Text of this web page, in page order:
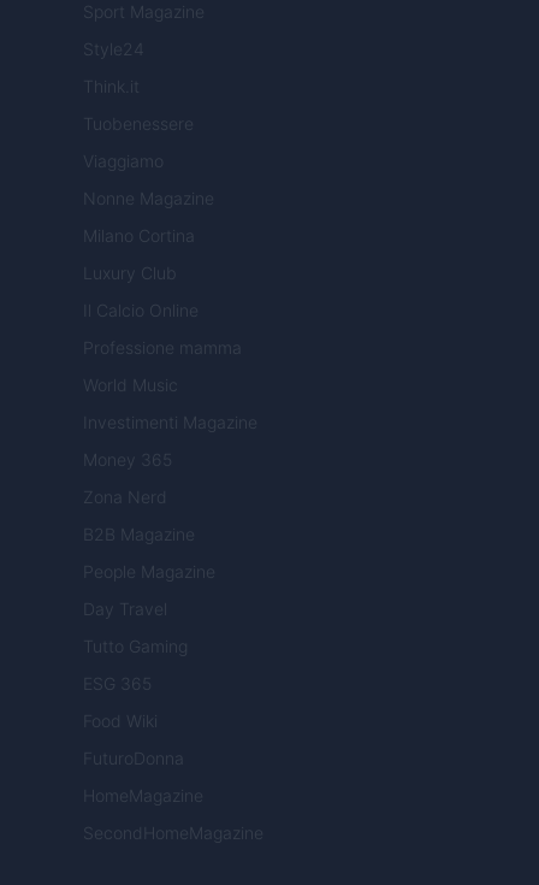
Sport Magazine
Style24
Think.it
Tuobenessere
Viaggiamo
Nonne Magazine
Milano Cortina
Luxury Club
Il Calcio Online
Professione mamma
World Music
Investimenti Magazine
Money 365
Zona Nerd
B2B Magazine
People Magazine
Day Travel
Tutto Gaming
ESG 365
Food Wiki
FuturoDonna
HomeMagazine
SecondHomeMagazine